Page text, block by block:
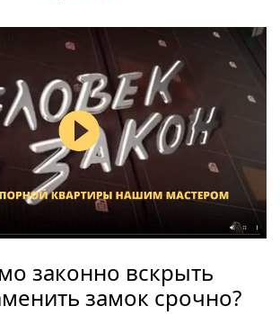
законно вскрыть
замок срочно?